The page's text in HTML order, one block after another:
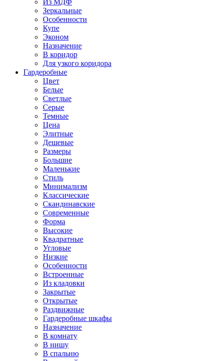
Из МДФ
Зеркальные
Особенности
Купе
Эконом
Назначение
В коридор
Для узкого коридора
Гардеробные
Цвет
Белые
Светлые
Серые
Темные
Цена
Элитные
Дешевые
Размеры
Большие
Маленькие
Стиль
Минимализм
Классические
Скандинавские
Современные
Форма
Высокие
Квадратные
Угловые
Низкие
Особенности
Встроенные
Из кладовки
Закрытые
Открытые
Раздвижные
Гардеробные шкафы
Назначение
В комнату
В нишу
В спальню